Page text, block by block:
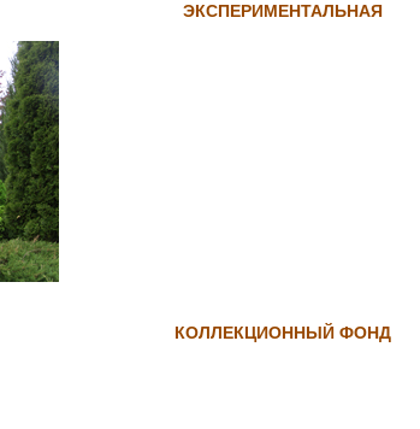
ЭКСПЕРИМЕНТАЛЬНАЯ
КОЛЛЕКЦИОННЫЙ ФОНД